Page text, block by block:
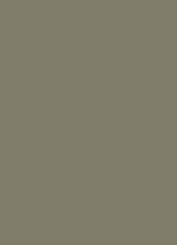
przypadkowo.
PolitykaPrywatnosci.aspx